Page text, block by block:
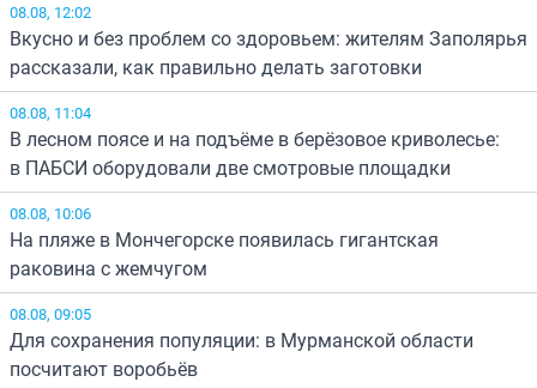
08.08, 12:02
Вкусно и без проблем со здоровьем: жителям Заполярья
рассказали, как правильно делать заготовки
08.08, 11:04
В лесном поясе и на подъёме в берёзовое криволесье:
в ПАБСИ оборудовали две смотровые площадки
08.08, 10:06
На пляже в Мончегорске появилась гигантская
раковина с жемчугом
08.08, 09:05
Для сохранения популяции: в Мурманской области
посчитают воробьёв